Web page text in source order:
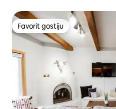
Favorit gostiju
Favorit gostiju